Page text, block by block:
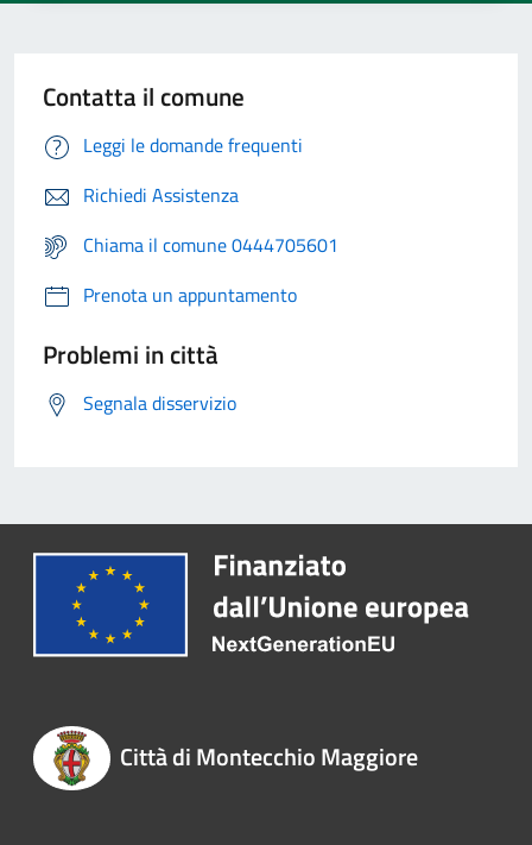
Contatta il comune
Leggi le domande frequenti
Richiedi Assistenza
Chiama il comune 0444705601
Prenota un appuntamento
Problemi in città
Segnala disservizio
Città di Montecchio Maggiore